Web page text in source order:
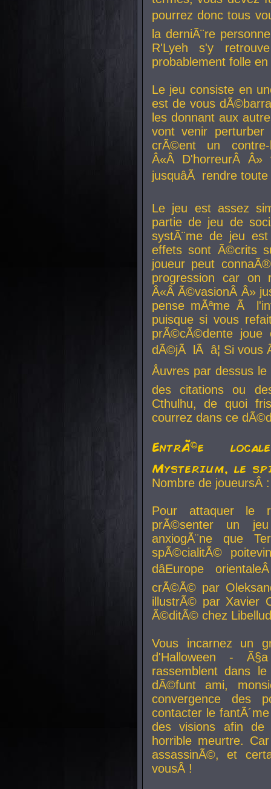
pourrez donc tous
la derniÃ¨re
R'Lyeh s'y
probablement folle
Le jeu consiste en
est de vous
les donnant aux
vont venir perturber
crÃ©ent un
Â«Â D'horreurÂ
jusquâÃ rendre
Le jeu est assez
partie de jeu de
systÃ¨me de jeu
effets sont Ã©crits
joueur peut
progression car
Â«Â Ã©vasionÂ Â»
pense mÃªme Ã
puisque si vous
prÃ©cÃ©dente
dÃ©jÃ lÃ â¦ Si vous
Åuvres par dessus
des citations ou
Cthulhu, de quoi
courrez dans ce
EntrÃ©e
Mysterium, le
Nombre de
Pour attaquer le
prÃ©senter un
anxiogÃ¨ne que
spÃ©cialitÃ©
dâEurope
crÃ©Ã© par
illustrÃ© par Xavier
Ã©ditÃ© chez
Vous incarnez un
d'Halloween -
rassemblent dans
dÃ©funt ami,
convergence des
contacter le
des visions afin
horrible meurtre.
assassinÃ©, et
vousÂ !